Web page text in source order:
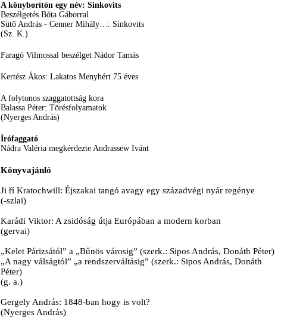
A könyborítón egy név: Sinkovits
Beszélgetés Bóta Gáborral
Sütő András - Cenner Mihály…: Sinkovits
(Sz. K.)
Faragó Vilmossal beszélget Nádor Tamás
Kertész Ákos: Lakatos Menyhért 75 éves
A folytonos szaggatottság kora
Balassa Péter: Törésfolyamatok
(Nyerges András)
Írófaggató
Nádra Valéria megkérdezte Andrassew Ivánt
Könyvajánló
Ji ří Kratochwill: Éjszakai tangó avagy egy századvégi nyár regénye
(-szlai)
Karádi Viktor: A zsidóság útja Európában a modern korban
(gervai)
„Kelet Párizsától” a „Bűnös városig” (szerk.: Sipos András, Donáth Péter)
„A nagy válságtól” „a rendszerváltásig” (szerk.: Sipos András, Donáth
Péter)
(g. a.)
Gergely András: 1848-ban hogy is volt?
(Nyerges András)